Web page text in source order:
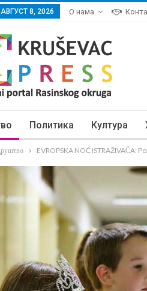
8, 2026 О нама
Политика Култура
EVROPSKA NOĆ ISTRAŽIVAČA: